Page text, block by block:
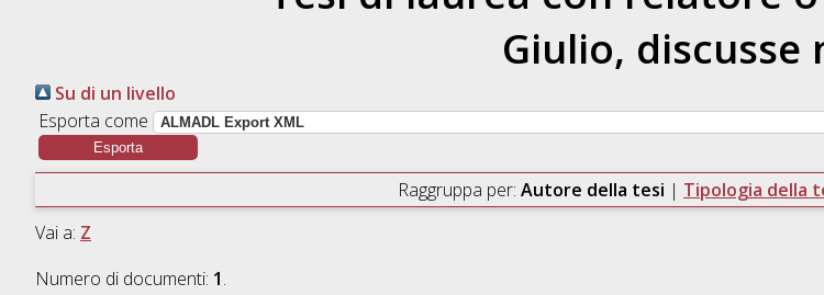
Giulio, discusse
Su di un livello
Esporta come
Raggruppa per: Autore della tesi | Tipologia della
Vai a: Z
Numero di documenti: 1.